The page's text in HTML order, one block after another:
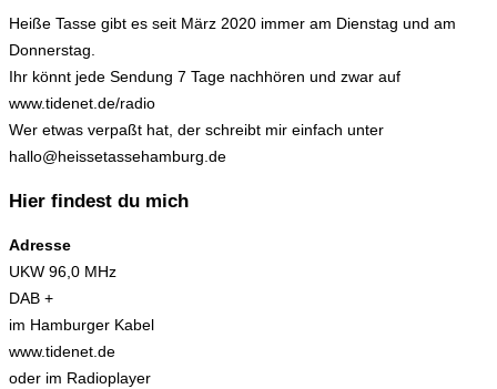
Heiße Tasse gibt es seit März 2020 immer am Dienstag und am
Donnerstag.
Ihr könnt jede Sendung 7 Tage nachhören und zwar auf
www.tidenet.de/radio
Wer etwas verpaßt hat, der schreibt mir einfach unter
hallo@heissetassehamburg.de
Hier findest du mich
Adresse
UKW 96,0 MHz
DAB +
im Hamburger Kabel
www.tidenet.de
oder im Radioplayer